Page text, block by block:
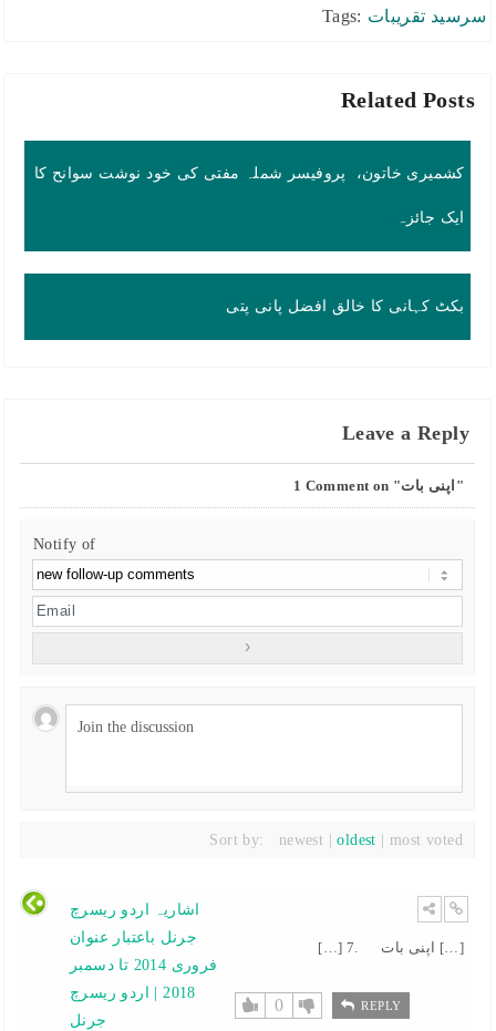
Tags: سرسید تقریبات
Related Posts
کشمیری خاتون، پروفیسر شملہ مفتی کی خود نوشت سوانح کا
ایک جائزہ
بکٹ کہانی کا خالق افضل پانی پتی
Leave a Reply
1 Comment on "اپنی بات"
Notify of
Sort by: newest |oldest most voted
اشاریہ اردو ریسرچ
جرنل باعتبار عنوان
فروری 2014 تا دسمبر
2018 | اردو ریسرچ
جرنل
[…] 7. اپنی بات […]
0 REPLY